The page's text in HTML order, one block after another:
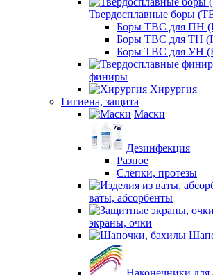
Твердосплавные боры
Боры ТВС для ПН
Боры ТВС для ТН
Боры ТВС для УН
финиры
Хирургия
Гигиена, защита
Маски
Дезинфекция
Разное
Слепки, протезы
ваты, абсорбенты
экраны, очки
Наконечники для